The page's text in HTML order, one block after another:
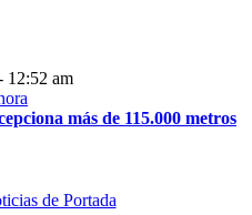
12:52 am
más de 115.000 metros
de Portada